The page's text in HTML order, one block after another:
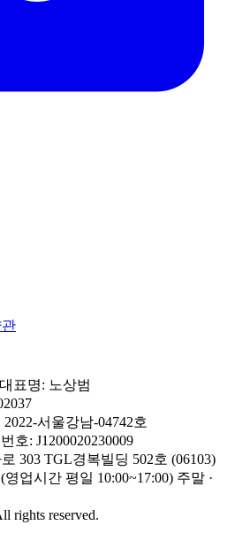
표명: 노상범
2022-서울강남-04742호
호: J1200020230009
303 TGL경복빌딩 502호 (06103)
(영업시간 평일 10:00~17:00) 주말 ·
rights reserved.